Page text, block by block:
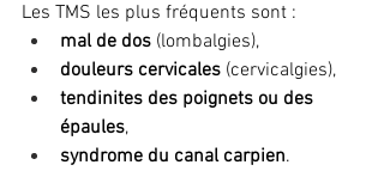
Les TMS les plus fréquents sont :
mal de dos (lombalgies),
douleurs cervicales (cervicalgies),
tendinites des poignets ou des
épaules,
syndrome du canal carpien.